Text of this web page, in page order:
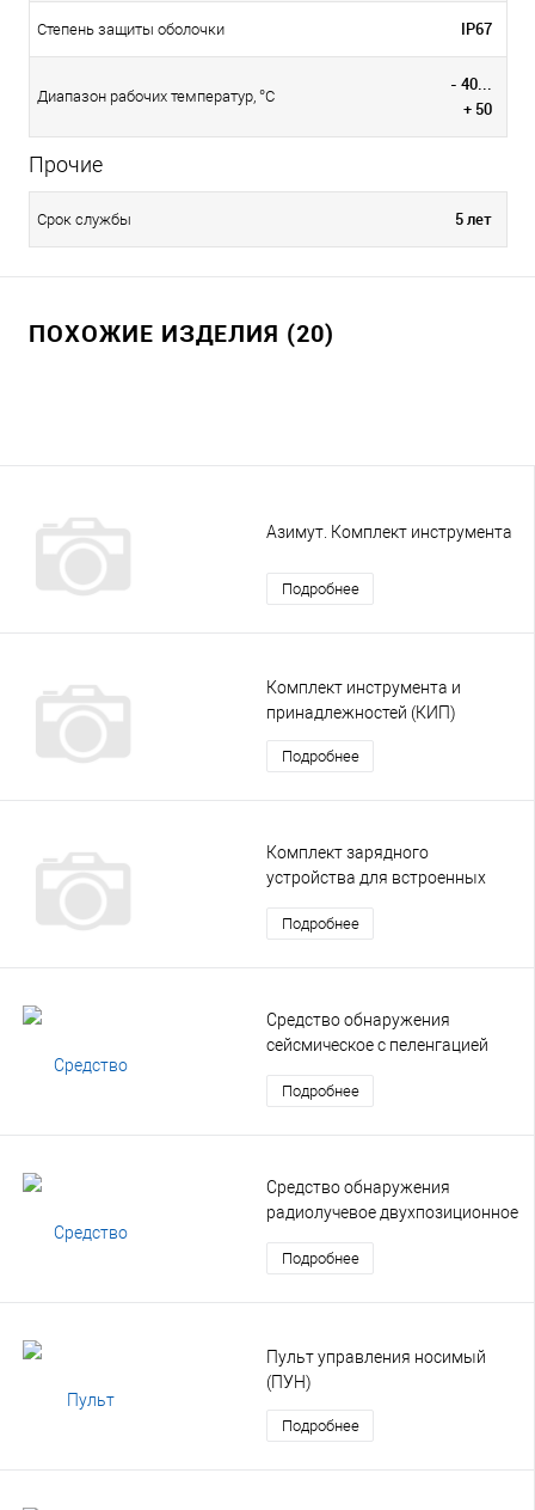
Степень защиты оболочки IP67
Диапазон рабочих температур, °С
- 40...
+ 50
Прочие
Срок службы 5 лет
ПОХОЖИЕ ИЗДЕЛИЯ (20)
Азимут. Комплект инструмента
Подробнее
Комплект инструмента и
принадлежностей (КИП)
Подробнее
Комплект зарядного
устройства для встроенных
Подробнее
Средство обнаружения
сейсмическое с пеленгацией
Подробнее
Средство обнаружения
радиолучевое двухпозиционное
Подробнее
Пульт управления носимый
(ПУН)
Подробнее